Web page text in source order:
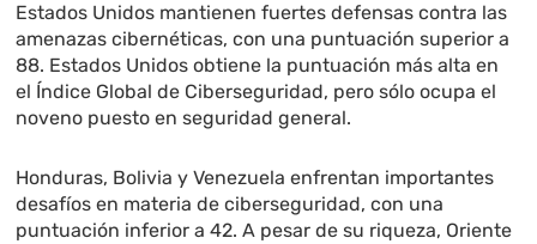
Estados Unidos mantienen fuertes defensas contra las
amenazas cibernéticas, con una puntuación superior a
88. Estados Unidos obtiene la puntuación más alta en
el Índice Global de Ciberseguridad, pero sólo ocupa el
noveno puesto en seguridad general.
Honduras, Bolivia y Venezuela enfrentan importantes
desafíos en materia de ciberseguridad, con una
puntuación inferior a 42. A pesar de su riqueza, Oriente